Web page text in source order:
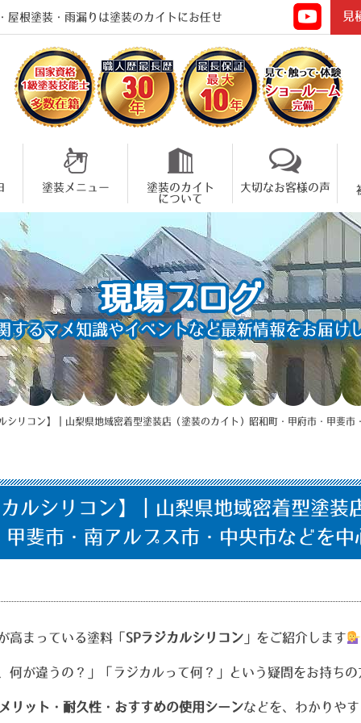
屋根塗装・雨漏りは塗装のカイトにお任せ 見
塗装メニュー
塗装のカイト
について
大切なお客様の声
現場ブログ
するマメ知識やイベントなど最新情報をお届け
シリコン】｜山梨県地域密着型塗装店（塗装のカイト）昭和町・甲府市・甲斐
ルシリコン】｜山梨県地域密着型塗装
甲斐市・南アルプス市・中央市などを中
高まっている塗料「 SPラジカルシリコン 」をご紹介します
何が違うの？」「ラジカルって何？」という疑問をお持ち
リット・耐久性・おすすめの使用シーンなどを、わかりや